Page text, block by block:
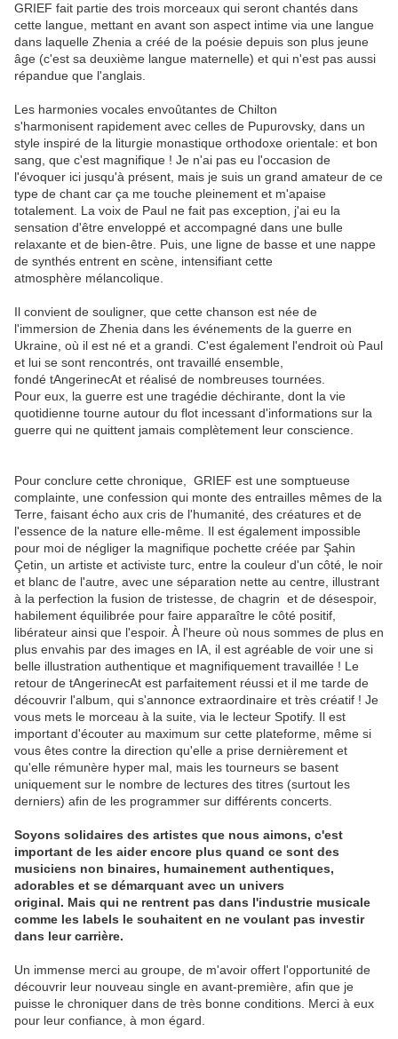
GRIEF fait partie des trois morceaux qui seront chantés dans
cette langue, mettant en avant son aspect intime via une langue
dans laquelle Zhenia a créé de la poésie depuis son plus jeune
âge (c'est sa deuxième langue maternelle) et qui n'est pas aussi
répandue que l'anglais.
Les harmonies vocales envoûtantes de Chilton
s'harmonisent rapidement avec celles de Pupurovsky, dans un
style inspiré de la liturgie monastique orthodoxe orientale: et bon
sang, que c'est magnifique ! Je n'ai pas eu l'occasion de
l'évoquer ici jusqu'à présent, mais je suis un grand amateur de ce
type de chant car ça me touche pleinement et m'apaise
totalement. La voix de Paul ne fait pas exception, j'ai eu la
sensation d'être enveloppé et accompagné dans une bulle
relaxante et de bien-être. Puis, une ligne de basse et une nappe
de synthés entrent en scène, intensifiant cette
atmosphère mélancolique.
Il convient de souligner, que cette chanson est née de
l'immersion de Zhenia dans les événements de la guerre en
Ukraine, où il est né et a grandi. C'est également l'endroit où Paul
et lui se sont rencontrés, ont travaillé ensemble,
fondé tAngerinecAt et réalisé de nombreuses tournées.
Pour eux, la guerre est une tragédie déchirante, dont la vie
quotidienne tourne autour du flot incessant d'informations sur la
guerre qui ne quittent jamais complètement leur conscience.
Pour conclure cette chronique, GRIEF est une somptueuse
complainte, une confession qui monte des entrailles mêmes de la
Terre, faisant écho aux cris de l'humanité, des créatures et de
l'essence de la nature elle-même. Il est également impossible
pour moi de négliger la magnifique pochette créée par Şahin
Çetin, un artiste et activiste turc, entre la couleur d'un côté, le noir
et blanc de l'autre, avec une séparation nette au centre, illustrant
à la perfection la fusion de tristesse, de chagrin et de désespoir,
habilement équilibrée pour faire apparaître le côté positif,
libérateur ainsi que l'espoir. À l'heure où nous sommes de plus en
plus envahis par des images en IA, il est agréable de voir une si
belle illustration authentique et magnifiquement travaillée ! Le
retour de tAngerinecAt est parfaitement réussi et il me tarde de
découvrir l'album, qui s'annonce extraordinaire et très créatif ! Je
vous mets le morceau à la suite, via le lecteur Spotify. Il est
important d'écouter au maximum sur cette plateforme, même si
vous êtes contre la direction qu'elle a prise dernièrement et
qu'elle rémunère hyper mal, mais les tourneurs se basent
uniquement sur le nombre de lectures des titres (surtout les
derniers) afin de les programmer sur différents concerts.
Soyons solidaires des artistes que nous aimons, c'est
important de les aider encore plus quand ce sont des
musiciens non binaires, humainement authentiques,
adorables et se démarquant avec un univers
original. Mais qui ne rentrent pas dans l'industrie musicale
comme les labels le souhaitent en ne voulant pas investir
dans leur carrière.
Un immense merci au groupe, de m'avoir offert l'opportunité de
découvrir leur nouveau single en avant-première, afin que je
puisse le chroniquer dans de très bonne conditions. Merci à eux
pour leur confiance, à mon égard.